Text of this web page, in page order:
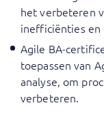
het verbeteren
inefficiënties en
Agile BA-
toepassen van
analyse, om
verbeteren.